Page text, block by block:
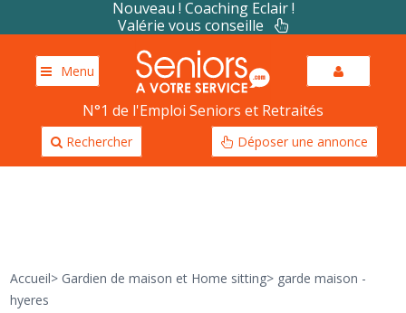
Nouveau ! Coaching Eclair !
Valérie vous conseille
Menu
N°1 de l'Emploi Seniors et Retraités
Rechercher Déposer une annonce
Accueil> Gardien de maison et Home sitting> garde maison -
hyeres